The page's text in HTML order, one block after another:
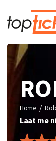
Home /
Laat me